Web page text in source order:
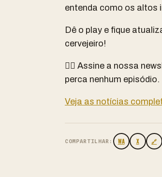
entenda como os altos
Dê o play e fique
cervejeiro!
✍🏽 Assine a nossa
perca nenhum episódio.
Veja as notícias
COMPARTILHAR: WA X 🔗